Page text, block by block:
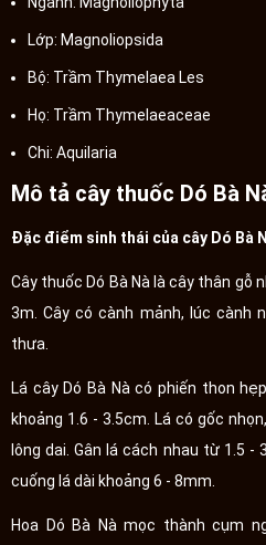
Lớp: Magnoliopsida
Bộ: Trầm Thymelaea Les
Họ: Trầm Thymelaeaceae
Chi: Aquilaria
Mô tả cây thuốc Dó Bà
Đặc điểm sinh thái của cây Dó Bà
Cây thuốc Dó Bà Nà là cây thân gỗ
3m. Cây có cành mảnh, lúc cành
thưa.
Lá cây Dó Bà Nà có phiến thon
khoảng 1.6 - 3.5cm. Lá có gốc
lông dai. Gân lá cách nhau từ 1.5
cuống lá dài khoảng 6 - 8mm.
Hoa Dó Bà Nà mọc thành cụm